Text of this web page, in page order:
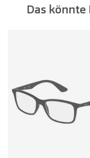
Glasbreite:
Das